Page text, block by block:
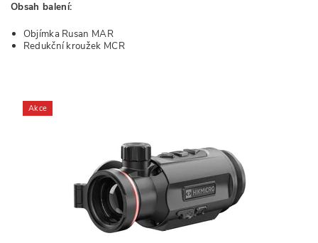
Obsah balení:
Objímka Rusan MAR
Redukční kroužek MCR
Akce